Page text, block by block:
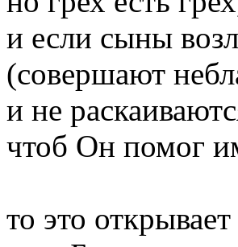
и если сыны
(совершают
и не
чтоб Он помог
то это